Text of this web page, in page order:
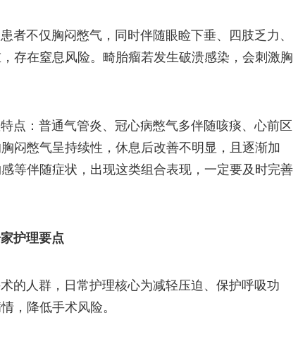
者不仅胸闷憋气，同时伴随眼睑下垂、四肢乏力、
存在窒息风险。畸胎瘤若发生破溃感染，会刺激胸
点：普通气管炎、冠心病憋气多伴随咳痰、心前区
闷憋气呈持续性，休息后改善不明显，且逐渐加
等伴随症状，出现这类组合表现，一定要及时完善
护理要点
的人群，日常护理核心为减轻压迫、保护呼吸功
，降低手术风险。